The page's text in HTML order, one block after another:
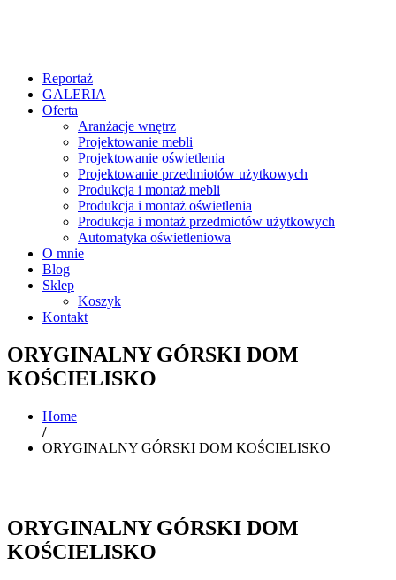
Reportaż
GALERIA
Oferta
Aranżacje wnętrz
Projektowanie mebli
Projektowanie oświetlenia
Projektowanie przedmiotów użytkowych
Produkcja i montaż mebli
Produkcja i montaż oświetlenia
Produkcja i montaż przedmiotów użytkowych
Automatyka oświetleniowa
O mnie
Blog
Sklep
Koszyk
Kontakt
ORYGINALNY GÓRSKI DOM
KOŚCIELISKO
Home
/
ORYGINALNY GÓRSKI DOM KOŚCIELISKO
ORYGINALNY GÓRSKI DOM
KOŚCIELISKO